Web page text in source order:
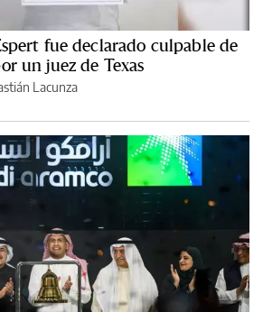
fue declarado culpable de
un juez de Texas
Lacunza